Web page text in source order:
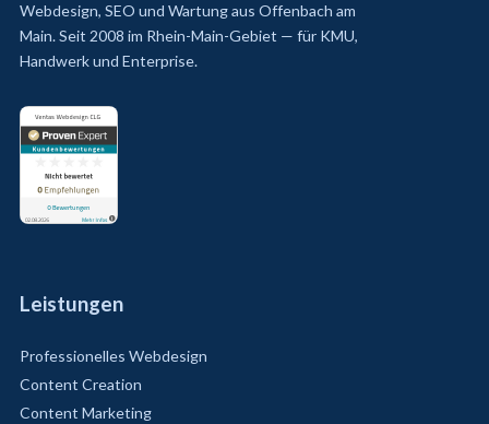
Webdesign, SEO und Wartung aus Offenbach am
Main. Seit 2008 im Rhein-Main-Gebiet — für KMU,
Handwerk und Enterprise.
Leistungen
Professionelles Webdesign
Content Creation
Content Marketing